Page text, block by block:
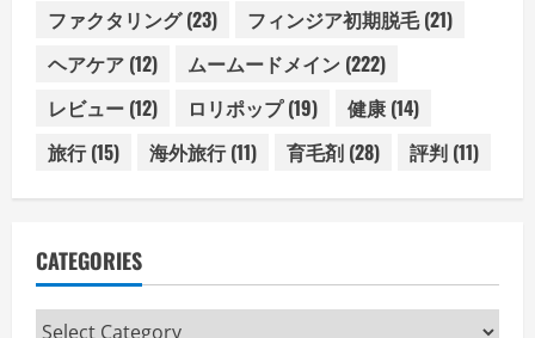
ファクタリング(23) フィンジア初期脱毛(21)
ヘアケア (12) ムームードメイン (222)
レビュー (12) ロリポップ(19) 健康 (14)
旅行(15) 海外旅行(11) 育毛剤 (28) 評判 (11)
CATEGORIES
Categories